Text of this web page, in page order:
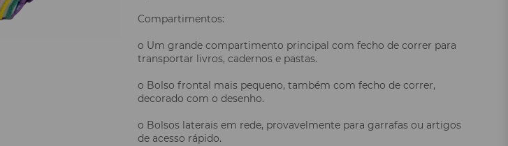
Compartimentos:
o Um grande compartimento principal com fecho de correr para
transportar livros, cadernos e pastas.
o Bolso frontal mais pequeno, também com fecho de correr,
decorado com o desenho.
o Bolsos laterais em rede, provavelmente para garrafas ou artigos
de acesso rápido.